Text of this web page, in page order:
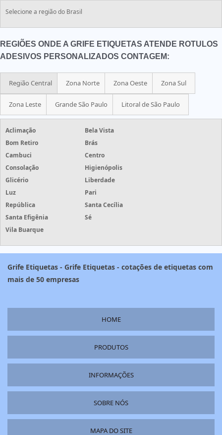
Selecione a região do Brasil
REGIÕES ONDE A GRIFE ETIQUETAS ATENDE ROTULOS
ADESIVOS PERSONALIZADOS CONTAGEM:
Região Central Zona Norte Zona Oeste Zona Sul
Zona Leste Grande São Paulo Litoral de São Paulo
Aclimação
Bela Vista
Bom Retiro
Brás
Cambuci
Centro
Consolação
Higienópolis
Glicério
Liberdade
Luz
Pari
República
Santa Cecília
Santa Efigênia
Sé
Vila Buarque
Grife Etiquetas - Grife Etiquetas - cotações de etiquetas com
mais de 50 empresas
HOME
PRODUTOS
INFORMAÇÕES
SOBRE NÓS
MAPA DO SITE